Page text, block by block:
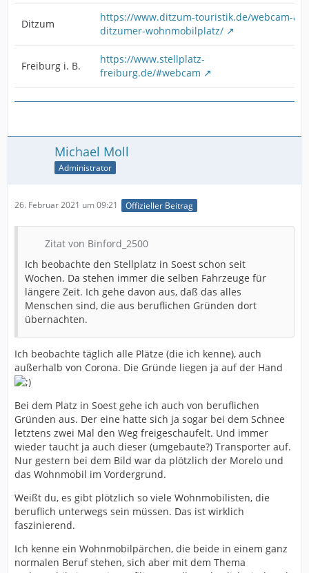
Ditzum
https://www.ditzum-touristik.de/webcam-
ditzumer-wohnmobilplatz/
Freiburg i. B.
https://www.stellplatz-
freiburg.de/#webcam
Michael Moll
Administrator
26. Februar 2021 um 09:21 Offizieller Beitrag
Zitat von Binford_2500
Ich beobachte den Stellplatz in Soest schon seit
Wochen. Da stehen immer die selben Fahrzeuge für
längere Zeit. Ich gehe davon aus, daß das alles
Menschen sind, die aus beruflichen Gründen dort
übernachten.
Ich beobachte täglich alle Plätze (die ich kenne), auch
außerhalb von Corona. Die Gründe liegen ja auf der Hand
Bei dem Platz in Soest gehe ich auch von beruflichen
Gründen aus. Der eine hatte sich ja sogar bei dem Schnee
letztens zwei Mal den Weg freigeschaufelt. Und immer
wieder taucht ja auch dieser (umgebaute?) Transporter auf.
Nur gestern bei dem Bild war da plötzlich der Morelo und
das Wohnmobil im Vordergrund.
Weißt du, es gibt plötzlich so viele Wohnmobilisten, die
beruflich unterwegs sein müssen. Das ist wirklich
faszinierend.
Ich kenne ein Wohnmobilpärchen, die beide in einem ganz
normalen Beruf stehen, sich aber mit dem Thema